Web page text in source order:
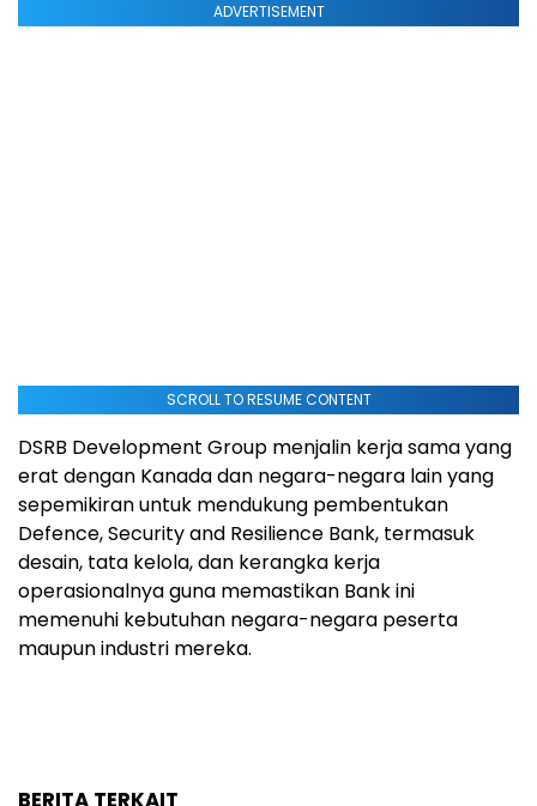
ADVERTISEMENT
SCROLL TO RESUME CONTENT
DSRB Development Group menjalin kerja sama yang
erat dengan Kanada dan negara-negara lain yang
sepemikiran untuk mendukung pembentukan
Defence, Security and Resilience Bank, termasuk
desain, tata kelola, dan kerangka kerja
operasionalnya guna memastikan Bank ini
memenuhi kebutuhan negara-negara peserta
maupun industri mereka.